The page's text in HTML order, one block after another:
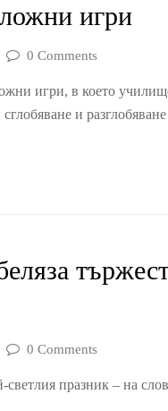
игри
0 Comments
игри, в което
и
0 Comments
празник – на